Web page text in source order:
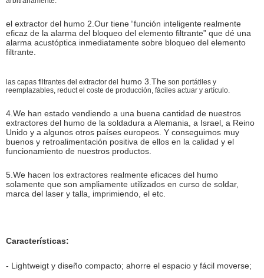
el extractor del humo 2.Our tiene“función inteligente realmente
eficaz de la alarma del bloqueo del elemento filtrante” que dé una
alarma acustóptica inmediatamente sobre bloqueo del elemento
filtrante.
las capas filtrantes del extractor del humo 3.The son portátiles y
reemplazables, reduct el coste de producción, fáciles actuar y artículo.
4.We han estado vendiendo a una buena cantidad de nuestros
extractores del humo de la soldadura a Alemania, a Israel, a Reino
Unido y a algunos otros países europeos. Y conseguimos muy
buenos y retroalimentación positiva de ellos en la calidad y el
funcionamiento de nuestros productos.
5.We hacen los extractores realmente eficaces del humo
solamente que son ampliamente utilizados en curso de soldar,
marca del laser y talla, imprimiendo, el etc.
Características:
- Lightweigt y diseño compacto; ahorre el espacio y fácil moverse;